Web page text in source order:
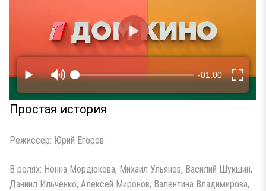
Простая история
Режиссер: Юрий Егоров.
В ролях: Нонна Мордюкова, Михаил Ульянов, Василий Шукшин,
Даниил Ильченко, Алексей Миронов, Валентина Владимирова,